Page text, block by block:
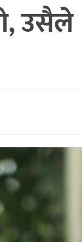
उसैले